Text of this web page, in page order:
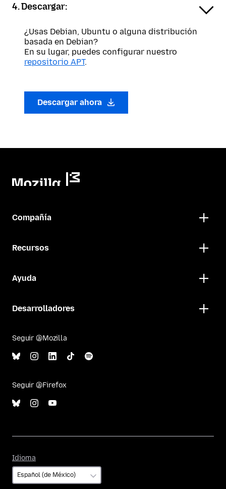
4. Descargar:
¿Usas Debian, Ubuntu o alguna distribución
basada en Debian?
En su lugar, puedes configurar nuestro
repositorio APT.
Descargar ahora
Compañía
Recursos
Ayuda
Desarrolladores
Seguir @Mozilla
Seguir @Firefox
Idioma